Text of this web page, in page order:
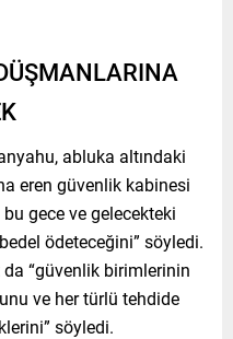
abluka altındaki
eren güvenlik kabinesi
bu gece ve gelecekteki
bedel ödeteceğini” söyledi.
“güvenlik birimlerinin
ve her türlü tehdide
söyledi.